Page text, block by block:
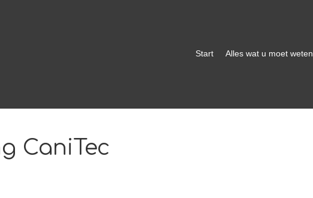
Start Alles wat u moet weten
CaniTec